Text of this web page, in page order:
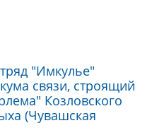
"Имкулье"
связи, строящий
Козловского
(Чувашская